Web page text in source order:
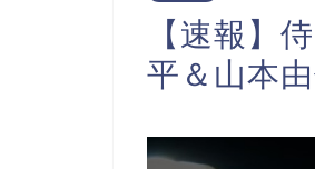
【速報】
平＆山本